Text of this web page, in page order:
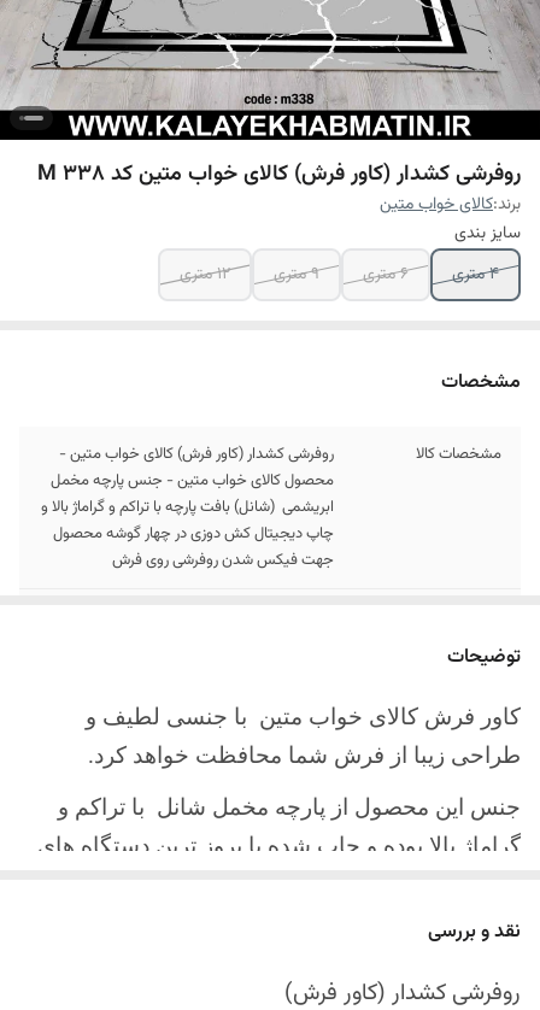
روفرشی کشدار (کاور فرش) کالای خواب متین کد M 338
برند:کالای خواب متین
سایز بندی
4 متری
6 متری 9 متری 12 متری
مشخصات
مشخصات کالا
روفرشی کشدار (کاور فرش) کالای خواب متین -
محصول کالای خواب متین - جنس پارچه مخمل
ابریشمی (شانل) بافت پارچه با تراکم و گراماژ بالا و
چاپ دیجیتال کش دوزی در چهار گوشه محصول
جهت فیکس شدن روفرشی روی فرش
ارسال کالا
آینده
توضیحات
کاور فرش کالای خواب متین با جنسی لطیف و
طراحی زیبا از فرش شما محافظت خواهد کرد.
جنس این محصول از پارچه مخمل شانل با تراکم و
گراماژ بالا بوده و چاپ شده با بروز ترین دستگاه های
چهار گوشه این محصول با کش باکیفیت دوخته‌شده
نقد و بررسی
روفرشی کشدار (کاور فرش)